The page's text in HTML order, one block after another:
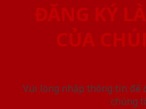
ĐĂNG KÝ
CỦA
Vui lòng nhập thông tin để
chúng